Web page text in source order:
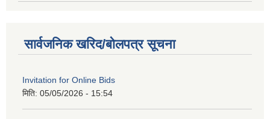
सार्वजनिक खरिद/बोलपत्र सूचना
Invitation for Online Bids
मिति: 05/05/2026 - 15:54